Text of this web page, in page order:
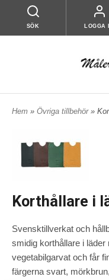
SÖK LOGGA
Hem » Övriga tillbehör »
Korthållare i
Svensktillverkat och
smidig korthållare i
vegetabilgarvat och får
färgerna svart,